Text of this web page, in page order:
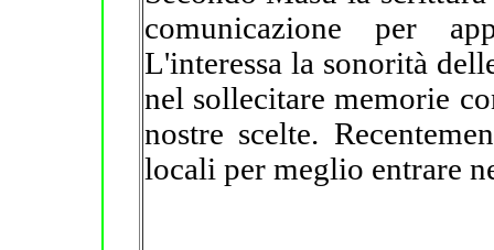
comunicazione per
L'interessa la sonorità
nel sollecitare memorie
nostre scelte.
locali per meglio entrare